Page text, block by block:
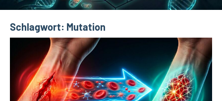
Schlagwort: Mutation